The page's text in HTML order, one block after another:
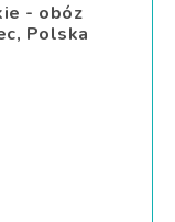
- obóz
Polska